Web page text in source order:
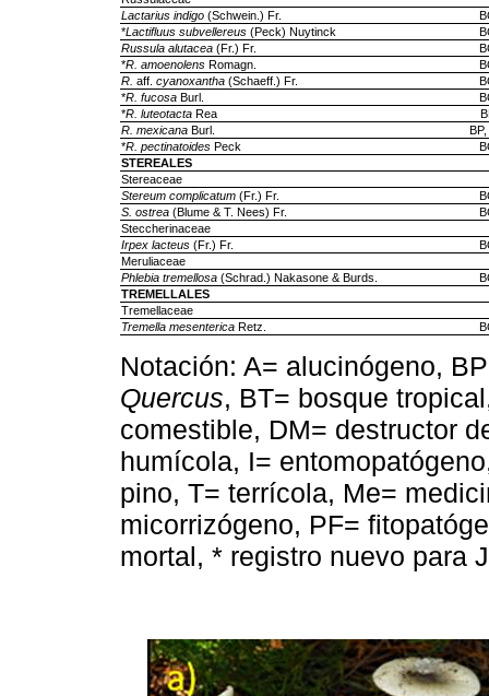
Lactarius indigo (Schwein.) Fr.
*Lactifluus subvellereus (Peck) Nuytinck
Russula alutacea (Fr.) Fr.
*R. amoenolens Romagn.
R. aff. cyanoxantha (Schaeff.) Fr.
*R. fucosa Burl.
*R. luteotacta Rea
R. mexicana Burl.
*R. pectinatoides Peck
STEREALES
Stereaceae
Stereum complicatum (Fr.) Fr.
S. ostrea (Blume & T. Nees) Fr.
Steccherinaceae
Irpex lacteus (Fr.) Fr.
Meruliaceae
Phlebia tremellosa (Schrad.) Nakasone & Burds.
TREMELLALES
Tremellaceae
Tremella mesenterica Retz.
Notación: A= alucinógeno,
Quercus, BT= bosque
comestible, DM= destructor
humícola, I=
pino, T= terrícola, Me=
micorrizógeno, PF=
mortal, * registro nuevo para